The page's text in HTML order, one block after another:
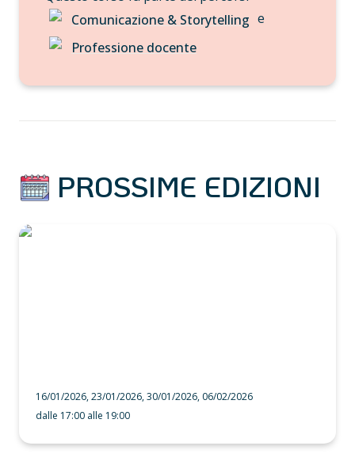
Comunicazione & Storytelling e
Professione docente
PROSSIME EDIZIONI
TecTea 2026 Q1
16/01/2026, 23/01/2026, 30/01/2026, 06/02/2026
dalle 17:00 alle 19:00